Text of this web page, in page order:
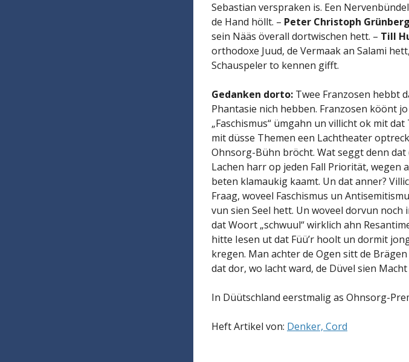
Sebastian verspraken is. Een
de Hand höllt. – Peter Christoph Grünberg
sein Nääs överall dortwischen hett. – Till
orthodoxe Juud, de Vermaak an Salami
Schauspeler to kennen gifft.
Gedanken dorto: Twee Franzosen hebbt
Phantasie nich hebben. Franzosen köönt
„Faschismus“ ümgahn un villicht ok mit
mit düsse Themen een Lachtheater
Ohnsorg-Bühn bröcht. Wat seggt denn
Lachen harr op jeden Fall Priorität, wegen
beten klamaukig kaamt. Un dat anner?
Fraag, woveel Faschismus un
vun sien Seel hett. Un woveel dorvun
dat Woort „schwuul“ wirklich ahn
hitte Iesen ut dat Füü’r hoolt un dormit
kregen. Man achter de Ogen sitt de
dat dor, wo lacht ward, de Düvel sien
In Düütschland eerstmalig as Ohnsorg-
Heft Artikel von: Denker, Cord